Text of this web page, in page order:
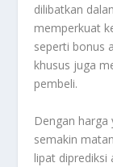
dilibatkan
memperkuat
seperti bonus
khusus juga
pembeli.
Dengan
semakin
lipat diprediksi